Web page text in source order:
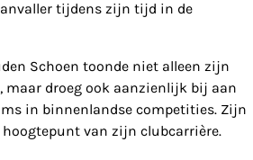
tijdens zijn tijd in de
Schoen toonde niet alleen zijn
maar droeg ook aanzienlijk bij aan
in binnenlandse competities. Zijn
van zijn clubcarrière.